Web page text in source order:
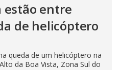
estão entre
de helicóptero
queda de um helicóptero na
da Boa Vista, Zona Sul do